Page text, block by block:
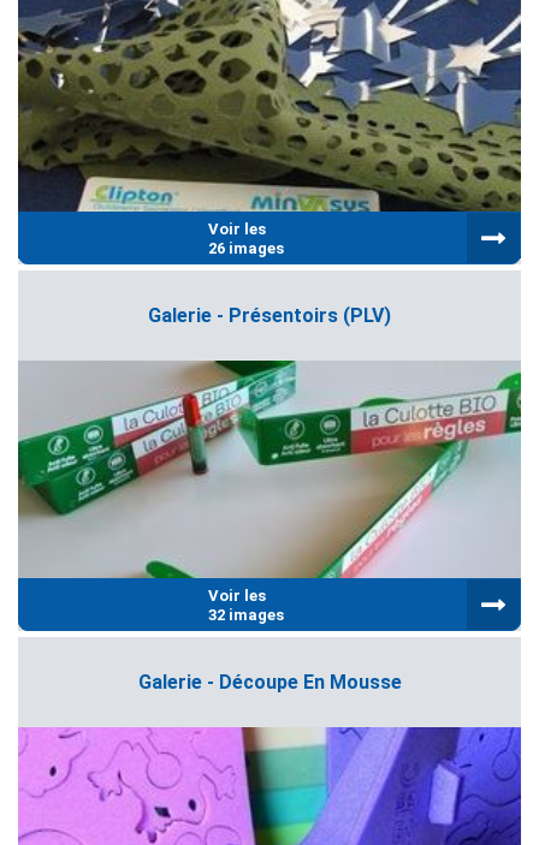
Voir les
26 images
Galerie - Présentoirs (PLV)
Voir les
32 images
Galerie - Découpe En Mousse